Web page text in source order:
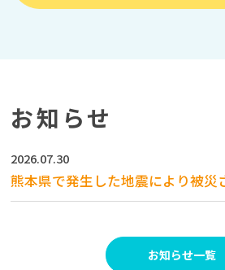
お知らせ
2026.07.30
熊本県で発生した地震により被災
お知らせ一覧